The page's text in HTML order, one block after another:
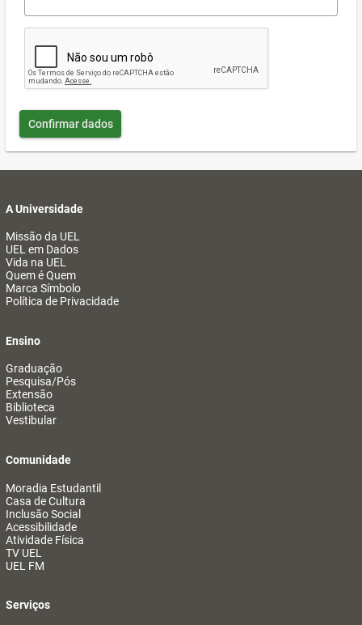
Confirmar dados
A Universidade
Missão da UEL
UEL em Dados
Vida na UEL
Quem é Quem
Marca Símbolo
Política de Privacidade
Ensino
Graduação
Pesquisa/Pós
Extensão
Biblioteca
Vestibular
Comunidade
Moradia Estudantil
Casa de Cultura
Inclusão Social
Acessibilidade
Atividade Física
TV UEL
UEL FM
Serviços